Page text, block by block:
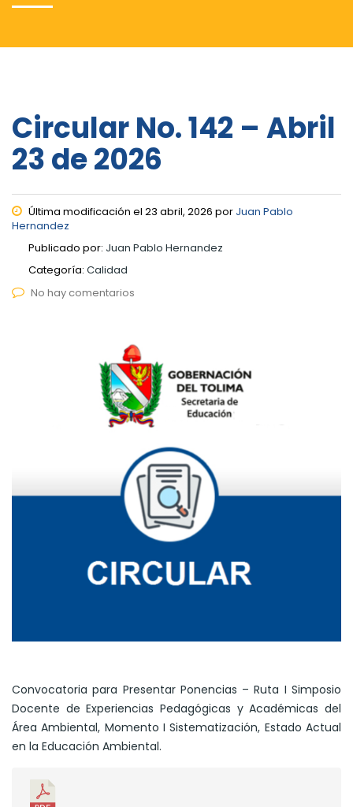
Circular No. 142 – Abril
23 de 2026
Última modificación el 23 abril, 2026 por Juan Pablo
Hernandez
Publicado por: Juan Pablo Hernandez
Categoría: Calidad
No hay comentarios
Convocatoria para Presentar Ponencias – Ruta I Simposio
Docente de Experiencias Pedagógicas y Académicas del
Área Ambiental, Momento I Sistematización, Estado Actual
en la Educación Ambiental.